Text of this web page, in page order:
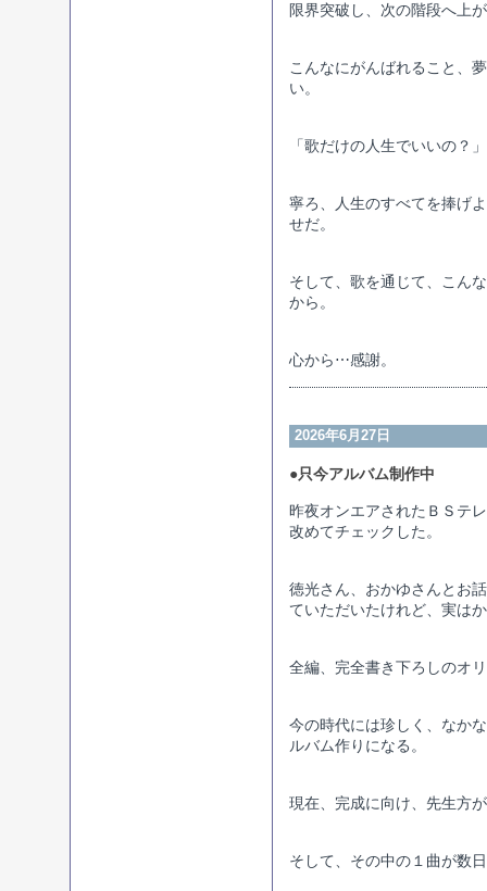
限界突破し、次の階段へ上
こんなにがんばれること、
い。
「歌だけの人生でいいの？
寧ろ、人生のすべてを捧げ
せだ。
そして、歌を通じて、こん
から。
心から⋯感謝。
2026年6月27日
●只今アルバム制作中
昨夜オンエアされたＢＳテ
改めてチェックした。
徳光さん、おかゆさんとお
ていただいたけれど、実は
全編、完全書き下ろしのオ
今の時代には珍しく、なか
ルバム作りになる。
現在、完成に向け、先生方
そして、その中の１曲が数